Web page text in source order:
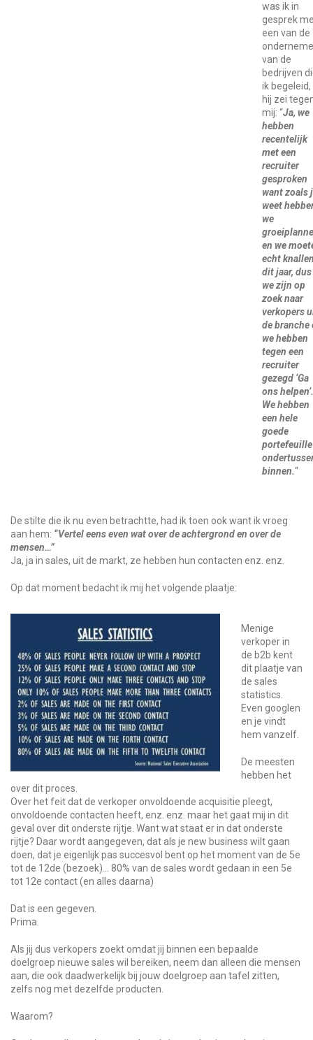
was ik in
gesprek
een van de
van de
bedrijven
ik begeleid,
hij zei
mij: “Ja, we
hebben
recentelijk
met een
recruiter
gesproken
want zoals
weet
we
en we
echt
dit jaar, dus
we zijn op
zoek naar
verkopers
de branche
we hebben
tegen een
recruiter
gezegd ‘Ga
ons helpen’.
We hebben
een hele
goede
portefeuille
binnen.“
De stilte die ik nu even betrachtte, had ik toen ook want ik vroeg
aan hem: “Vertel eens even wat over de achtergrond en over de
mensen…”
Ja, ja in sales, uit de markt, ze hebben hun contacten enz. enz.
Op dat moment bedacht ik mij het volgende plaatje:
Menige
verkoper in
de b2b kent
dit plaatje van
de sales
statistics.
Even googlen
en je vindt
hem vanzelf.
De meesten
hebben het
over dit proces.
Over het feit dat de verkoper onvoldoende acquisitie pleegt,
onvoldoende contacten heeft, enz. enz. maar het gaat mij in dit
geval over dit onderste rijtje. Want wat staat er in dat onderste
rijtje? Daar wordt aangegeven, dat als je new business wilt gaan
doen, dat je eigenlijk pas succesvol bent op het moment van de 5e
tot de 12de (bezoek)… 80% van de sales wordt gedaan in een 5e
tot 12e contact (en alles daarna)
Dat is een gegeven.
Prima.
Als jij dus verkopers zoekt omdat jij binnen een bepaalde
doelgroep nieuwe sales wil bereiken, neem dan alleen die mensen
aan, die ook daadwerkelijk bij jouw doelgroep aan tafel zitten,
zelfs nog met dezelfde producten.
Waarom?